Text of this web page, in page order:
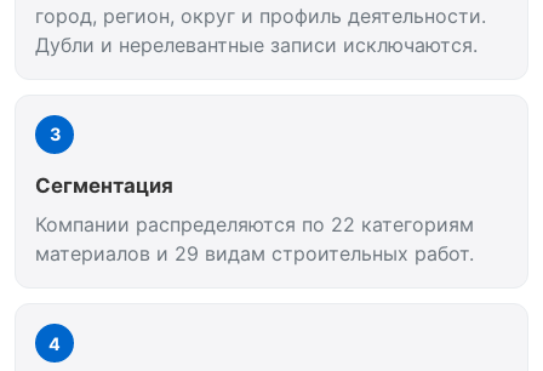
город, регион, округ и профиль деятельности.
Дубли и нерелевантные записи исключаются.
3
Сегментация
Компании распределяются по 22 категориям
материалов и 29 видам строительных работ.
4